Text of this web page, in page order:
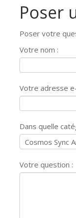
Poser
Poser votre
Votre nom :
Votre adresse
Dans quelle
Votre question :